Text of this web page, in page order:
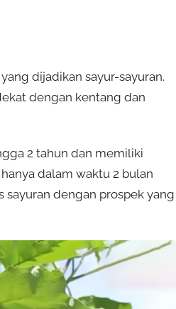
dijadikan sayur-sayuran.
dengan kentang dan
2 tahun dan memiliki
dalam waktu 2 bulan
sayuran dengan prospek yang